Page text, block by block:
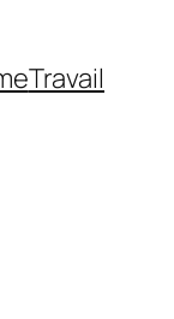
Travail